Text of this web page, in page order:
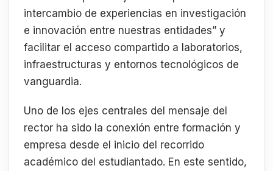
intercambio de experiencias en investigación
e innovación entre nuestras entidades” y
facilitar el acceso compartido a laboratorios,
infraestructuras y entornos tecnológicos de
vanguardia.
Uno de los ejes centrales del mensaje del
rector ha sido la conexión entre formación y
empresa desde el inicio del recorrido
académico del estudiantado. En este sentido,